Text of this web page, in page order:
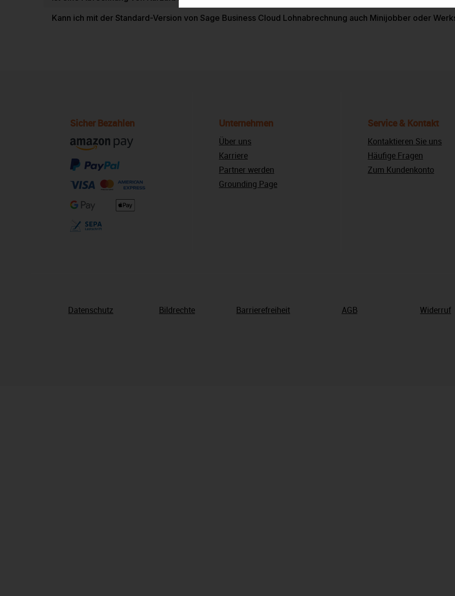
Kann ich mit der Standard-Version von Sage Business Cloud Lohnabrechnung auch Minijobber oder
Sicher Bezahlen Unternehmen
Über uns
Karriere
Partner werden
Grounding Page
Service & Kontakt
Kontaktieren Sie uns
Häufige Fragen
Zum Kundenkonto
Datenschutz Bildrechte Barrierefreiheit AGB Widerruf